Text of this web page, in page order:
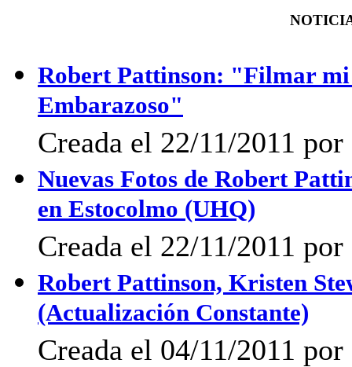
Robert Pattinson: "Filmar
Embarazoso"
Creada el 22/11/2011
Nuevas Fotos de Robert
en Estocolmo (UHQ)
Creada el 22/11/2011
Robert Pattinson, Kristen
(Actualización Constante)
Creada el 04/11/2011